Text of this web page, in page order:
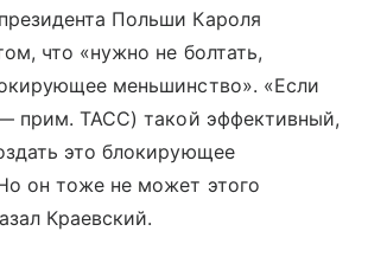
Польши Кароля
что «нужно не болтать,
меньшинство». «Если
прим. ТАСС) такой эффективный,
это блокирующее
он тоже не может этого
Краевский.